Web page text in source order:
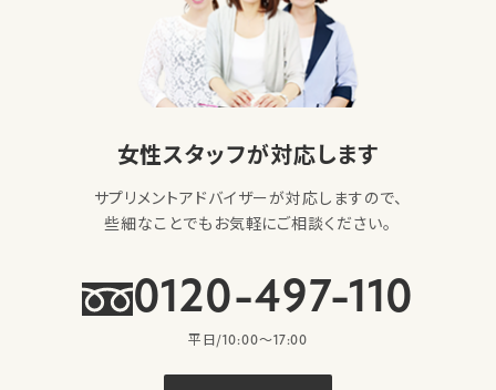
女性スタッフが対応します
サプリメントアドバイザーが対応しますので、
些細なことでもお気軽にご相談ください。
0120-497-110
平日/10:00〜17:00